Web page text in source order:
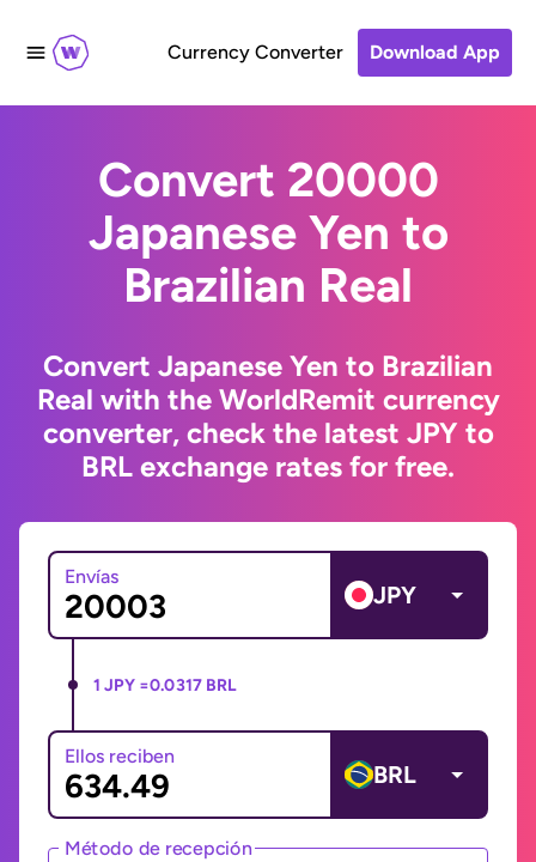
Currency Converter Download App
Convert 20000
Japanese Yen to
Brazilian Real
Convert Japanese Yen to Brazilian
Real with the WorldRemit currency
converter, check the latest JPY to
BRL exchange rates for free.
Envías
JPY
1 JPY =0.0317 BRL
Ellos reciben
BRL
Método de recepción